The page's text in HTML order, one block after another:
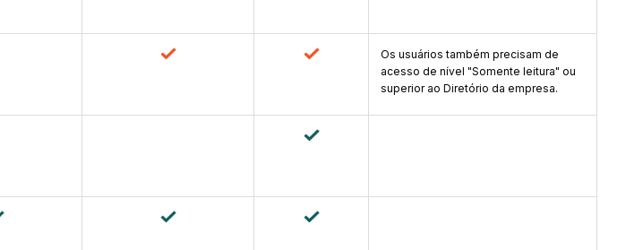
Os usuários também precisam de
acesso de nível "Somente leitura" ou
superior ao Diretório da empresa.